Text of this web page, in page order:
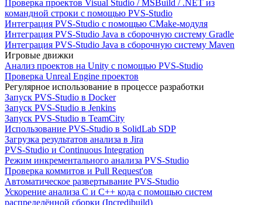
Проверка проектов Visual Studio / MSBuild / .NET из
командной строки с помощью PVS-Studio
Интеграция PVS-Studio с помощью CMake-модуля
Интеграция PVS-Studio Java в сборочную систему Gradle
Интеграция PVS-Studio Java в сборочную систему Maven
Игровые движки
Анализ проектов на Unity с помощью PVS-Studio
Проверка Unreal Engine проектов
Регулярное использование в процессе разработки
Запуск PVS-Studio в Docker
Запуск PVS-Studio в Jenkins
Запуск PVS-Studio в TeamCity
Использование PVS-Studio в SolidLab SDP
Загрузка результатов анализа в Jira
PVS-Studio и Continuous Integration
Режим инкрементального анализа PVS-Studio
Проверка коммитов и Pull Request'ов
Автоматическое развертывание PVS-Studio
Ускорение анализа C и C++ кода с помощью систем
распределённой сборки (Incredibuild)